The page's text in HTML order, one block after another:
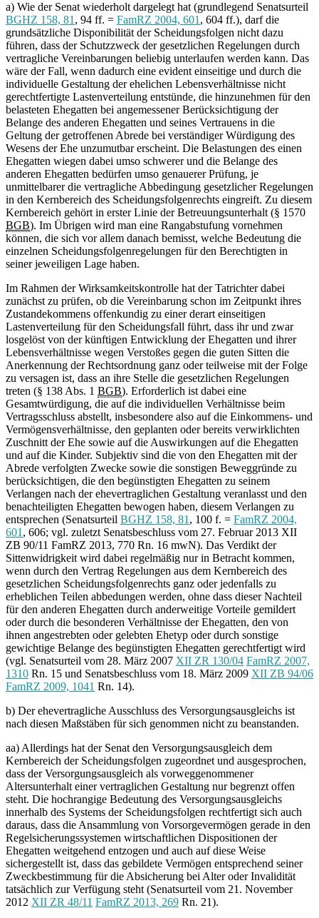
a) Wie der Senat wiederholt dargelegt hat (grundlegend Senatsurteil
BGHZ 158, 81, 94 ff. = FamRZ 2004, 601, 604 ff.), darf die
grundsätzliche Disponibilität der Scheidungsfolgen nicht dazu
führen, dass der Schutzzweck der gesetzlichen Regelungen durch
vertragliche Vereinbarungen beliebig unterlaufen werden kann. Das
wäre der Fall, wenn dadurch eine evident einseitige und durch die
individuelle Gestaltung der ehelichen Lebensverhältnisse nicht
gerechtfertigte Lastenverteilung entstünde, die hinzunehmen für den
belasteten Ehegatten bei angemessener Berücksichtigung der
Belange des anderen Ehegatten und seines Vertrauens in die
Geltung der getroffenen Abrede bei verständiger Würdigung des
Wesens der Ehe unzumutbar erscheint. Die Belastungen des einen
Ehegatten wiegen dabei umso schwerer und die Belange des
anderen Ehegatten bedürfen umso genauerer Prüfung, je
unmittelbarer die vertragliche Abbedingung gesetzlicher Regelungen
in den Kernbereich des Scheidungsfolgenrechts eingreift. Zu diesem
Kernbereich gehört in erster Linie der Betreuungsunterhalt (§ 1570
BGB). Im Übrigen wird man eine Rangabstufung vornehmen
können, die sich vor allem danach bemisst, welche Bedeutung die
einzelnen Scheidungsfolgenregelungen für den Berechtigten in
seiner jeweiligen Lage haben.
Im Rahmen der Wirksamkeitskontrolle hat der Tatrichter dabei
zunächst zu prüfen, ob die Vereinbarung schon im Zeitpunkt ihres
Zustandekommens offenkundig zu einer derart einseitigen
Lastenverteilung für den Scheidungsfall führt, dass ihr und zwar
losgelöst von der künftigen Entwicklung der Ehegatten und ihrer
Lebensverhältnisse wegen Verstoßes gegen die guten Sitten die
Anerkennung der Rechtsordnung ganz oder teilweise mit der Folge
zu versagen ist, dass an ihre Stelle die gesetzlichen Regelungen
treten (§ 138 Abs. 1 BGB). Erforderlich ist dabei eine
Gesamtwürdigung, die auf die individuellen Verhältnisse beim
Vertragsschluss abstellt, insbesondere also auf die Einkommens- und
Vermögensverhältnisse, den geplanten oder bereits verwirklichten
Zuschnitt der Ehe sowie auf die Auswirkungen auf die Ehegatten
und auf die Kinder. Subjektiv sind die von den Ehegatten mit der
Abrede verfolgten Zwecke sowie die sonstigen Beweggründe zu
berücksichtigen, die den begünstigten Ehegatten zu seinem
Verlangen nach der ehevertraglichen Gestaltung veranlasst und den
benachteiligten Ehegatten bewogen haben, diesem Verlangen zu
entsprechen (Senatsurteil BGHZ 158, 81, 100 f. = FamRZ 2004,
601, 606; vgl. zuletzt Senatsbeschluss vom 27. Februar 2013 XII
ZB 90/11 FamRZ 2013, 770 Rn. 16 mwN). Das Verdikt der
Sittenwidrigkeit wird dabei regelmäßig nur in Betracht kommen,
wenn durch den Vertrag Regelungen aus dem Kernbereich des
gesetzlichen Scheidungsfolgenrechts ganz oder jedenfalls zu
erheblichen Teilen abbedungen werden, ohne dass dieser Nachteil
für den anderen Ehegatten durch anderweitige Vorteile gemildert
oder durch die besonderen Verhältnisse der Ehegatten, den von
ihnen angestrebten oder gelebten Ehetyp oder durch sonstige
gewichtige Belange des begünstigten Ehegatten gerechtfertigt wird
(vgl. Senatsurteil vom 28. März 2007 XII ZR 130/04 FamRZ 2007,
1310 Rn. 15 und Senatsbeschluss vom 18. März 2009 XII ZB 94/06
FamRZ 2009, 1041 Rn. 14).
b) Der ehevertragliche Ausschluss des Versorgungsausgleichs ist
nach diesen Maßstäben für sich genommen nicht zu beanstanden.
aa) Allerdings hat der Senat den Versorgungsausgleich dem
Kernbereich der Scheidungsfolgen zugeordnet und ausgesprochen,
dass der Versorgungsausgleich als vorweggenommener
Altersunterhalt einer vertraglichen Gestaltung nur begrenzt offen
steht. Die hochrangige Bedeutung des Versorgungsausgleichs
innerhalb des Systems der Scheidungsfolgen rechtfertigt sich auch
daraus, dass die Ansammlung von Vorsorgevermögen gerade in den
Regelsicherungssystemen wirtschaftlichen Dispositionen der
Ehegatten weitgehend entzogen und auch auf diese Weise
sichergestellt ist, dass das gebildete Vermögen entsprechend seiner
Zweckbestimmung für die Absicherung bei Alter oder Invalidität
tatsächlich zur Verfügung steht (Senatsurteil vom 21. November
2012 XII ZR 48/11 FamRZ 2013, 269 Rn. 21).